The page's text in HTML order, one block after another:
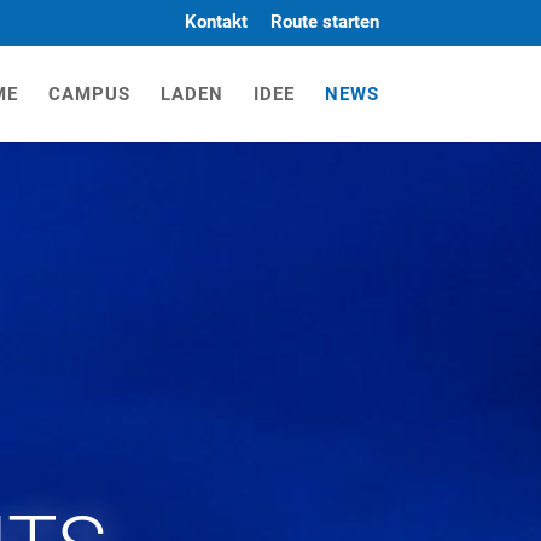
Kontakt Route starten
CAMPUS LADEN IDEE NEWS